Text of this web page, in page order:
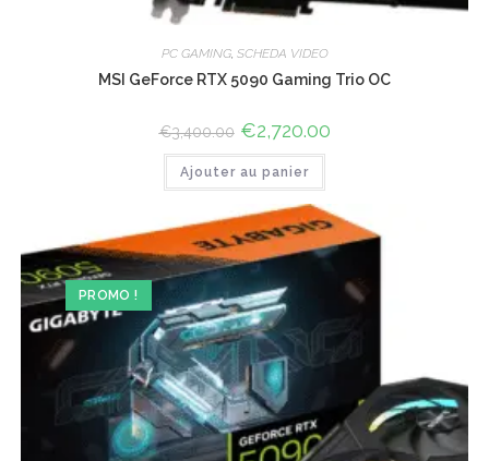
PC GAMING, SCHEDA VIDEO
MSI GeForce RTX 5090 Gaming Trio OC
€3,400.00 Le
prix
initial
était :
€3,400.00.
€2,720.00Le
Ajouter au panier
PROMO !